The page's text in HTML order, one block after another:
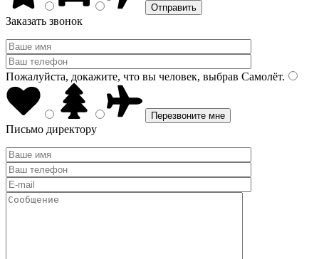
Заказать звонок
Пожалуйста, докажите, что вы человек, выбрав Самолёт.
Письмо директору